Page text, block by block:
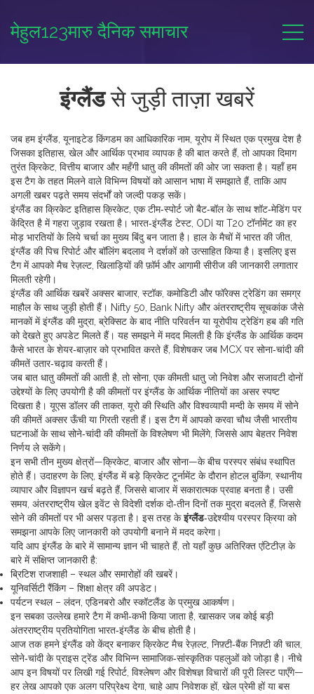
मेहुल123मारु दैनिक समाचार
इंग्लैंडसे जुड़ी ताज़ा खबरें
जब हमइंग्लैंड यूनाइटेड किंगडम का आधिकारिक नाम, यूरोप में स्थित एक प्रमुख देश है
जिसका इतिहास, खेल और आर्थिक प्रभाव व्यापक है की बात करते हैं, तो आपका दिमाग
तुरंत क्रिकेट, वित्तीय बाजार और महँगी धातु की कीमतों की ओर जा सकता है। यहाँ हम
इस टैग के तहत मिलने वाले विभिन्न विषयों को आसान भाषा में समझाते हैं, ताकि आप
अगली खबर पढ़ते समय संदर्भों को जल्दी पकड़ सकें।
इंग्लैंड का क्रिकेट इतिहासक्रिकेट एक टीम‑स्पोर्ट जो बैट‑बॉल के साथ शॉट‑मेडिंग पर
केंद्रित है में गहरा जुड़ाव रखता है। भारत‑इंग्लैंड टेस्ट, ODI या T20 टॉर्नामेंट का हर
मोड़ भारतियों के लिये चर्चा का मुख्य बिंदु बन जाता है। हाल के मैचों में भारत की जीत,
इंग्लैंड की पिच रिपोर्ट और बॉलिंग बदलाव ने दर्शकों को उत्साहित किया है। इसलिए इस
टैग में आपको मैच रेज़ल्ट, खिलाड़ियों की फ़ॉर्म और आगामी सीरीज की जानकारी लगातार
मिलती रहेगी।
इंग्लैंड की आर्थिक खबरें अक्सरबाजार, स्टॉक, कमोडिटी और फॉरेक्स ट्रेडिंग का समग्र
माहौलके साथ जुड़ी होती हैं। Nifty 50, Bank Nifty और अंतरराष्ट्रीय सूचकांक जैसे
मानकों में इंग्लैंड की मुद्रा, ब्रेक्सिट के बाद नीति परिवर्तन या यूरोपीय ट्रेडिंग हब की गति
को देखते हुए अपडेट मिलते हैं। यह समझने में मदद मिलती है कि इंग्लैंड के आर्थिक कदम
कैसे भारत के शेयर‑बाज़ार को प्रभावित करते हैं, विशेषकर जब MCX पर सोना‑चांदी की
कीमतें उतार‑चढ़ाव करती हैं।
जब बात धातु कीमतों की आती है, तोसोना, एक कीमती धातु जो निवेश और सजावटी दोनों
उद्देश्यों के लिए उपयोगी है की कीमतों पर इंग्लैंड के आर्थिक नीतियों का असर स्पष्ट
दिखता है। यूएस डॉलर की ताकत, यूरो की स्थिति और विश्वव्यापी मन्दी के समय में सोने
की कीमतें अक्सर ऊँची या गिरती रहती हैं। इस टैग में आपको करवा चौथ जैसी भारतीय
घटनाओं के साथ सोने‑चांदी की कीमतों के विश्लेषण भी मिलेंगे, जिससे आप बेहतर निवेश
निर्णय ले सकेंगे।
इन सभी तीन मुख्य क्षेत्रों—क्रिकेट, बाजार और सोना—के बीच परस्पर संबंध स्थापित
होते हैं। उदाहरण के लिए, इंग्लैंड में बड़े क्रिकेट टूर्नामेंट के दौरान होटल बुकिंग, स्थानीय
व्यापार और विज्ञापन खर्च बढ़ते हैं, जिससे बाजार में सकारात्मक प्रवाह बनता है। उसी
समय, अंतरराष्ट्रीय खेल इवेंट से विदेशी दर्शक दो‑तीन दिनों तक मुद्रा बदलते हैं, जिससे
सोने की कीमतों पर भी असर पड़ता है। इस तरह केइंग्लैंड‑उद्देश्यीय परस्पर क्रिया को
समझना आपके लिए जानकारी को उपयोगी बनाने में मदद करेगा।
यदि आप इंग्लैंड के बारे में सामान्य ज्ञान भी चाहते हैं, तो यहाँ कुछ अतिरिक्त एंटिटीज़ के
बारे में संक्षिप्त जानकारी है:
ब्रिटिश राजशाही – स्थल और समारोहों की खबरें।
यूनिवर्सिटी रैंकिंग – शिक्षा क्षेत्र की अपडेट।
पर्यटन स्थल – लंदन, एडिनबरो और स्कॉटलैंड के प्रमुख आकर्षण।
इन सबका उल्लेख हमारे टैग में कभी‑कभी किया जाता है, खासकर जब कोई बड़ी
अंतरराष्ट्रीय प्रतियोगिता भारत‑इंग्लैंड के बीच होती है।
आज तक हमने इंग्लैंड को केंद्र बनाकर क्रिकेट मैच रेज़ल्ट, निफ़्टी‑बैंक निफ़्टी की चाल,
सोने‑चांदी के प्राइस ट्रेंड और विभिन्न सामाजिक‑सांस्कृतिक पहलुओं को जोड़ा है। नीचे
आप इन विषयों पर लिखी गई रिपोर्ट, विश्लेषण और विशेषज्ञ विचारों की पूरी लिस्ट पाएँगे—
हर लेख आपको एक अलग परिप्रेक्ष्य देगा, चाहे आप निवेशक हों, खेल प्रेमी हों या बस